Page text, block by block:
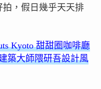
，假日幾乎天天排
Kyoto 甜甜圈咖啡廳
築大師隈研吾設計風